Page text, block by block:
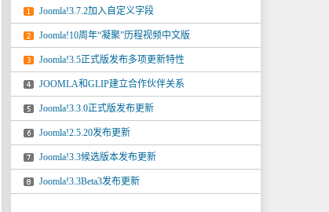
Joomla!3.7.2加入自定义字段
Joomla!10周年“凝聚”历程视频中文版
Joomla!3.5正式版发布多项更新特性
JOOMLA和GLIP建立合作伙伴关系
Joomla!3.3.0正式版发布更新
Joomla!2.5.20发布更新
Joomla!3.3候选版本发布更新
Joomla!3.3Beta3发布更新